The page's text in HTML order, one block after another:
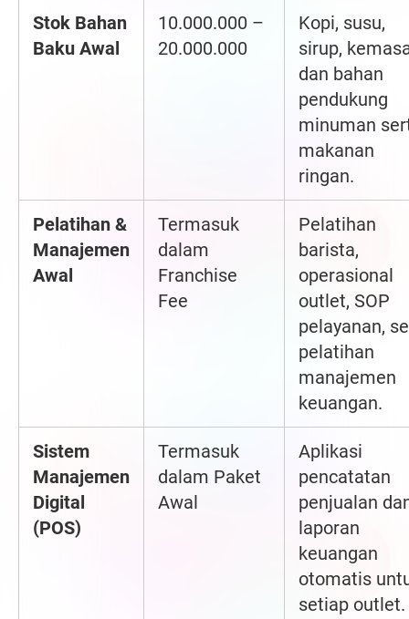
Stok Bahan
Baku Awal
10.000.000 –
20.000.000
Kopi, susu,
sirup,
dan bahan
pendukung
minuman
makanan
ringan.
Pelatihan &
Manajemen
Awal
Termasuk
dalam
Franchise
Fee
Pelatihan
barista,
operasional
outlet, SOP
pelayanan,
pelatihan
manajemen
keuangan.
Sistem
Manajemen
Digital
(POS)
Termasuk
dalam Paket
Awal
Aplikasi
pencatatan
penjualan
laporan
keuangan
otomatis
setiap outlet.